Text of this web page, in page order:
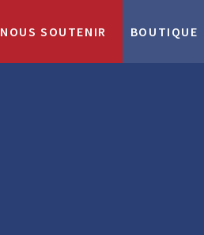
NOUS SOUTENIR BOUTIQUE